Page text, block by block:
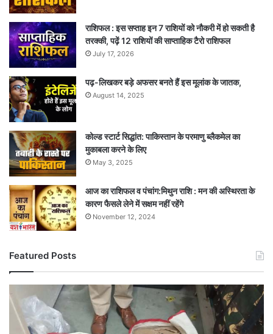
राशिफल : इस सप्ताह इन 7 राशियों को नौकरी में हो सकती है
तरक्की, पढ़ें 12 राशियों की साप्ताहिक टैरो राशिफल
July 17, 2026
पढ़-लिखकर बड़े अफसर बनते हैं इस मूलांक के जातक,
August 14, 2025
कोल्ड स्टार्ट सिद्धांत: पाकिस्तान के परमाणु ब्लैकमेल का
मुकाबला करने के लिए
May 3, 2025
आज का राशिफल व पंचांग:मिथुन राशि : मन की अस्थिरता के
कारण फैसले लेने में सक्षम नहीं रहेंगे
November 12, 2024
Featured Posts
नंबर
की
स्कूटी